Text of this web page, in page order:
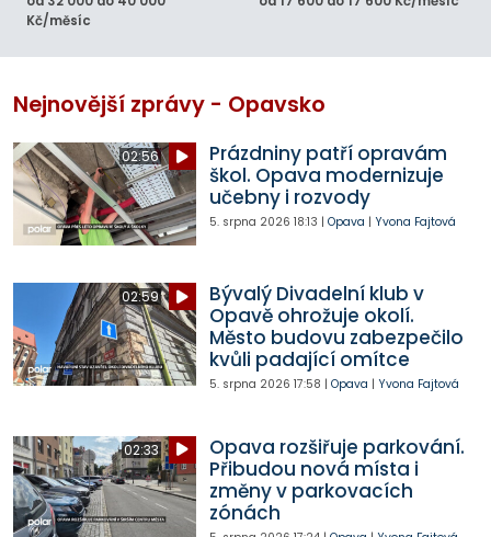
Kč/měsíc
Nejnovější zprávy - Opavsko
02:56
Prázdniny patří opravám
škol. Opava modernizuje
učebny i rozvody
5. srpna 2026 18:13 | Opava | Yvona Fajtová
02:59
Bývalý Divadelní klub v
Opavě ohrožuje okolí.
Město budovu zabezpečilo
kvůli padající omítce
5. srpna 2026 17:58 | Opava | Yvona Fajtová
02:33
Opava rozšiřuje parkování.
Přibudou nová místa i
změny v parkovacích
zónách